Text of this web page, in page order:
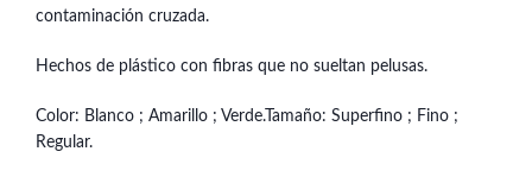
contaminación cruzada.
Hechos de plástico con fibras que no sueltan pelusas.
Color: Blanco ; Amarillo ; Verde.Tamaño: Superfino ; Fino ;
Regular.